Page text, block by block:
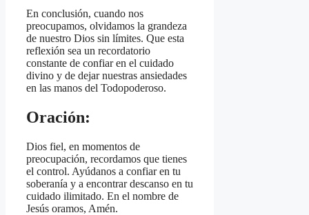
En conclusión, cuando nos
preocupamos, olvidamos la grandeza
de nuestro Dios sin límites. Que esta
reflexión sea un recordatorio
constante de confiar en el cuidado
divino y de dejar nuestras ansiedades
en las manos del Todopoderoso.
Oración:
Dios fiel, en momentos de
preocupación, recordamos que tienes
el control. Ayúdanos a confiar en tu
soberanía y a encontrar descanso en tu
cuidado ilimitado. En el nombre de
Jesús oramos, Amén.